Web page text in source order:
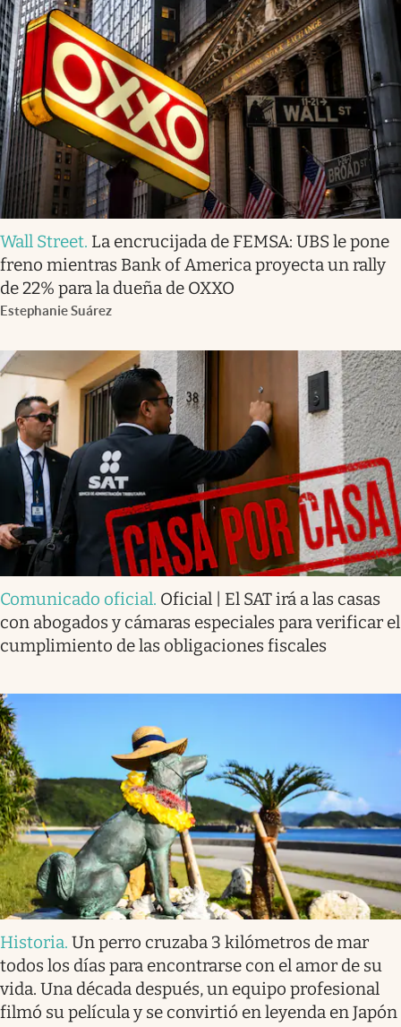
Wall Street. La encrucijada de FEMSA: UBS le pone
freno mientras Bank of America proyecta un rally
de 22% para la dueña de OXXO
Estephanie Suárez
Comunicado oficial. Oficial | El SAT irá a las casas
con abogados y cámaras especiales para verificar el
cumplimiento de las obligaciones fiscales
Historia. Un perro cruzaba 3 kilómetros de mar
todos los días para encontrarse con el amor de su
vida. Una década después, un equipo profesional
filmó su película y se convirtió en leyenda en Japón